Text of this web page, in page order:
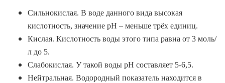
Сильнокислая. В воде данного вида высокая
кислотность, значение рН – меньше трёх единиц.
Кислая. Кислотность воды этого типа равна от 3 моль/
л до 5.
Слабокислая. У такой воды pH составляет 5-6,5.
Нейтральная. Водородный показатель находится в